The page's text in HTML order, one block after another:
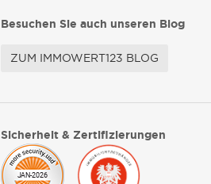
Besuchen Sie auch unseren Blog
ZUM IMMOWERT123 BLOG
Sicherheit & Zertifizierungen